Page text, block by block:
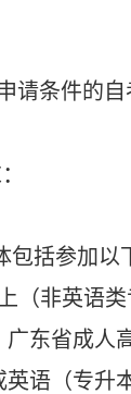
请条件的自
包括参加以
（非英语类
东省成人
语（专升